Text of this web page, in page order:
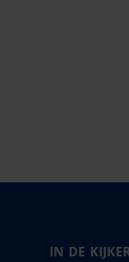
IN DE